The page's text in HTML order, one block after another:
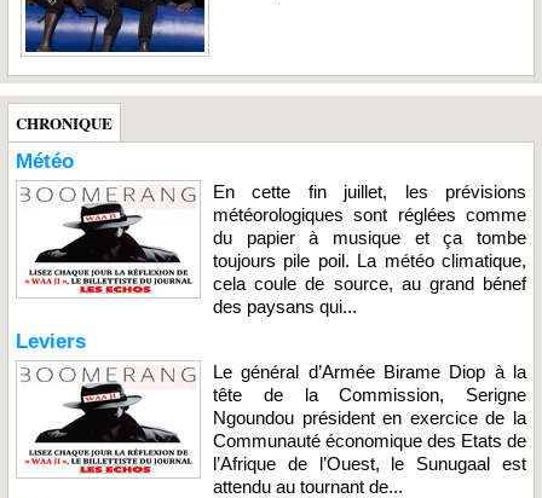
CHRONIQUE
Météo
En cette fin juillet, les prévisions
météorologiques sont réglées comme
du papier à musique et ça tombe
toujours pile poil. La météo climatique,
cela coule de source, au grand bénef
des paysans qui...
Leviers
Le général d’Armée Birame Diop à la
tête de la Commission, Serigne
Ngoundou président en exercice de la
Communauté économique des Etats de
l’Afrique de l’Ouest, le Sunugaal est
attendu au tournant de...